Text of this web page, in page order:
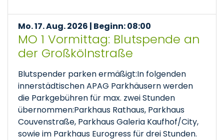
Mo. 17. Aug. 2026 | Beginn: 08:00
MO 1 Vormittag: Blutspende an
der Großkölnstraße
Blutspender parken ermäßigt:In folgenden
innerstädtischen APAG Parkhäusern werden
die Parkgebühren für max. zwei Stunden
übernommen:Parkhaus Rathaus, Parkhaus
Couvenstraße, Parkhaus Galeria Kaufhof/City,
sowie im Parkhaus Eurogress für drei Stunden.